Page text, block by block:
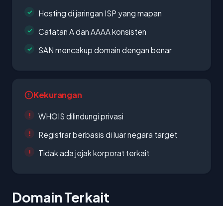
Hosting di jaringan ISP yang mapan
Catatan A dan AAAA konsisten
SAN mencakup domain dengan benar
Kekurangan
WHOIS dilindungi privasi
Registrar berbasis di luar negara target
Tidak ada jejak korporat terkait
Domain Terkait